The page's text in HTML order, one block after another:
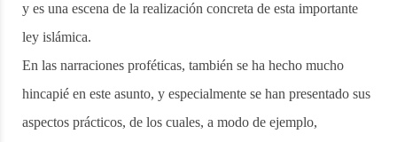
y es una escena de la realización concreta de esta importante
ley islámica.
En las narraciones proféticas, también se ha hecho mucho
hincapié en este asunto, y especialmente se han presentado sus
aspectos prácticos, de los cuales, a modo de ejemplo,